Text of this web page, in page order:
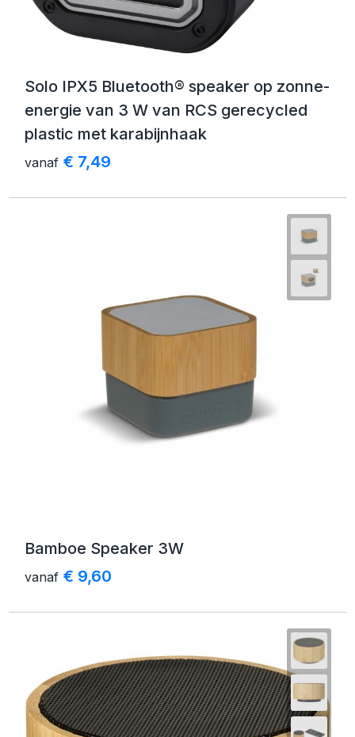
Solo IPX5 Bluetooth® speaker op zonne-
energie van 3 W van RCS gerecycled
plastic met karabijnhaak
vanaf € 7,49
Bamboe Speaker 3W
vanaf € 9,60